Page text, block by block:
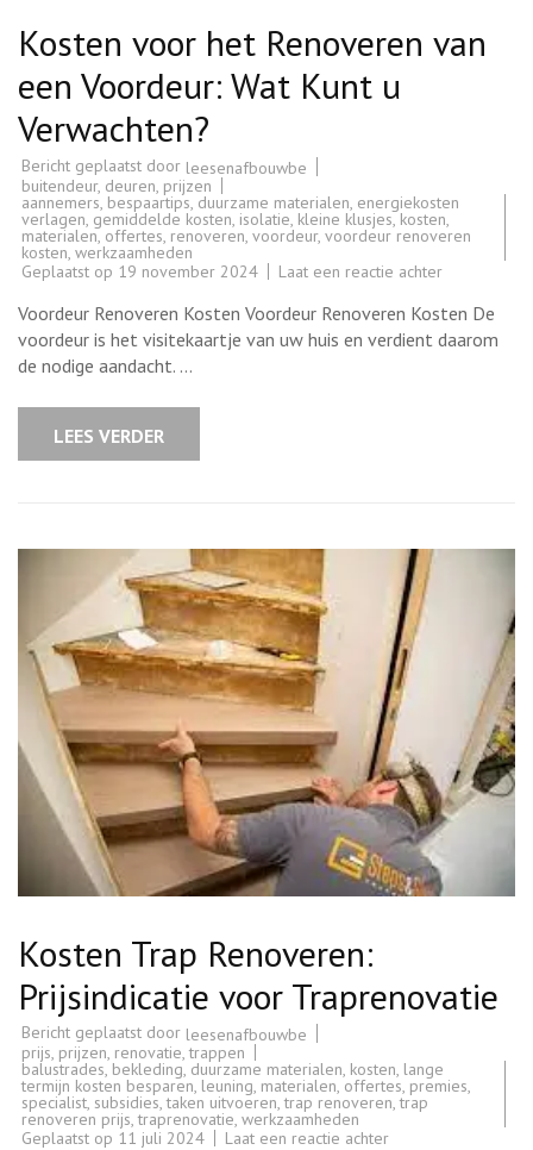
Kosten voor het Renoveren van
een Voordeur: Wat Kunt u
Verwachten?
Bericht geplaatst door leesenafbouwbe
buitendeur, deuren, prijzen
aannemers, bespaartips, duurzame materialen, energiekosten
verlagen, gemiddelde kosten, isolatie, kleine klusjes,kosten,
materialen, offertes, renoveren, voordeur, voordeur renoveren
kosten, werkzaamheden
Geplaatst op 19 november 2024 Laat een reactie achterop
voor
het
Renoveren
van
Voordeur Renoveren Kosten Voordeur Renoveren Kosten De
voordeur is het visitekaartje van uw huis en verdient daarom
de nodige aandacht. …
LEES VERDER
Kosten Trap Renoveren:
Prijsindicatie voor Traprenovatie
Bericht geplaatst door leesenafbouwbe
prijs, prijzen, renovatie,trappen
balustrades, bekleding, duurzame materialen, kosten, lange
termijn kosten besparen, leuning, materialen, offertes, premies,
specialist, subsidies,taken uitvoeren,trap renoveren,trap
renoveren prijs,traprenovatie, werkzaamheden
Geplaatst op 11 juli 2024 Laat een reactie achterop